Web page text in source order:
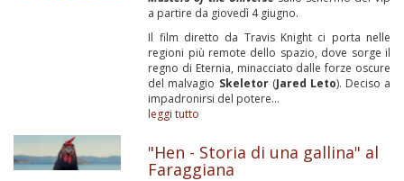
a partire da giovedì 4 giugno.
Il film diretto da Travis Knight ci porta nelle
regioni più remote dello spazio, dove sorge il
regno di Eternia, minacciato dalle forze oscure
del malvagio Skeletor(Jared Leto). Deciso a
impadronirsi del potere...
leggi tutto
"Hen - Storia di una gallina" al
Faraggiana